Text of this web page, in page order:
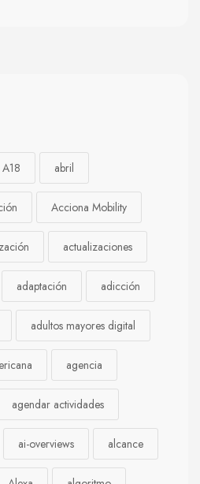
A18 abril
Acciona Mobility
actualizaciones
adaptación adicción
adultos mayores digital
agencia
agendar actividades
ai-overviews alcance